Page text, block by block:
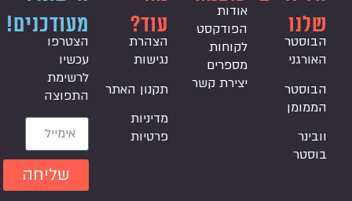
שלנו
הבוסטר
האורגני
הבוסטר
הממומן
וובינר
בוסטר
אודות
הפודקסט
לקוחות
מספרים
יצירת קשר
עוד?
הצהרת
נגישות
תקנון האתר
מדיניות
פרטיות
מעודכנים!
הצטרפו
עכשיו
לרשימת
התפוצה
שליחה